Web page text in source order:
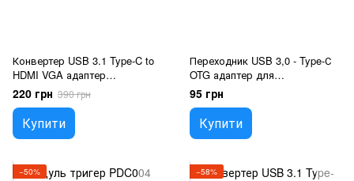
Конвертер USB 3.1 Type-C to
HDMI VGA адаптер
переходник для chromebook
220 грн 390 грн
Купити
Переходник USB 3,0 - Type-С
OTG адаптер для
подключения юсб устройств
95 грн
Купити
−50% −58%